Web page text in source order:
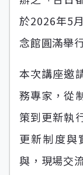
於2026年5
念館圓滿舉
本次講座邀
務專家，從
策到更新執
更新制度與
與，現場交